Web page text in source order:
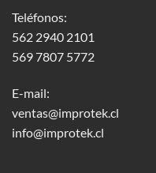
Teléfonos:
562 2940 2101
569 7807 5772
E-mail:
ventas@improtek.cl
info@improtek.cl